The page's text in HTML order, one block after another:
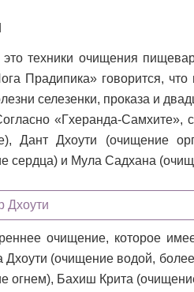
техники очищения
Прадипика» говорится,
селезенки, проказа и
«Гхеранда-Самхите»,
Дант Дхоути (очищение
сердца) и Мула Садхана
Дхоути
очищение, которое
Дхоути (очищение водой,
огнем), Бахиш Крита